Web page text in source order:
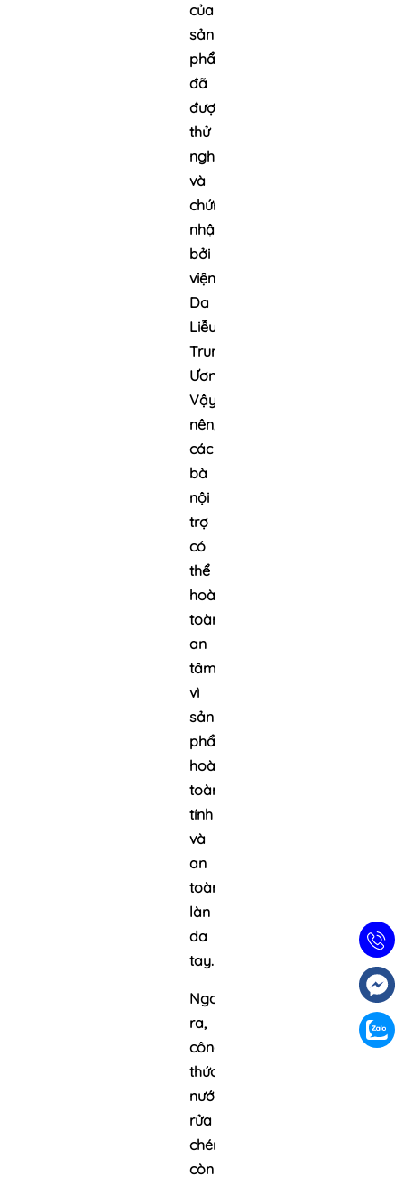
của
sản
phẩm
đã
được
thử
nghiệm
và
chứng
nhận
bởi
viện
Da
Liễu
Trung
Ương.
Vậy
nên,
các
bà
nội
trợ
có
thể
hoàn
toàn
an
tâm
vì
sản
phẩm
hoàn
toàn lành
tính
và
an
toàn với
làn
da
tay.
Ngoài
ra,
công
thức
nước
rửa
chén
còn